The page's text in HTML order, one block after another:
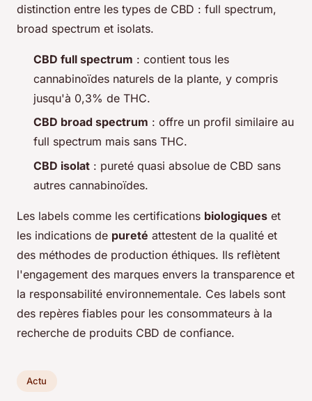
distinction entre les types de CBD : full spectrum,
broad spectrum et isolats.
CBD full spectrum : contient tous les
cannabinoïdes naturels de la plante, y compris
jusqu'à 0,3% de THC.
CBD broad spectrum : offre un profil similaire au
full spectrum mais sans THC.
CBD isolat : pureté quasi absolue de CBD sans
autres cannabinoïdes.
Les labels comme les certifications biologiques et
les indications de pureté attestent de la qualité et
des méthodes de production éthiques. Ils reflètent
l'engagement des marques envers la transparence et
la responsabilité environnementale. Ces labels sont
des repères fiables pour les consommateurs à la
recherche de produits CBD de confiance.
Actu